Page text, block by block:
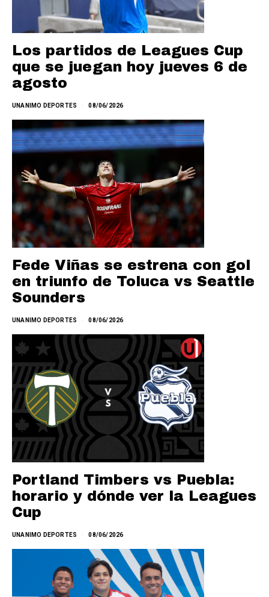
Los partidos de Leagues Cup
que se juegan hoy jueves 6 de
agosto
UNANIMO DEPORTES 08/06/2026
Fede Viñas se estrena con gol
en triunfo de Toluca vs Seattle
Sounders
UNANIMO DEPORTES 08/06/2026
Portland Timbers vs Puebla:
horario y dónde ver la Leagues
Cup
UNANIMO DEPORTES 08/06/2026